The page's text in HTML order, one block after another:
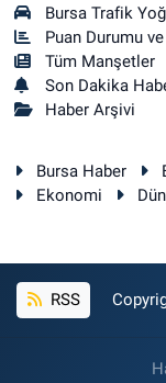
Bursa Trafik
Puan Durumu
Tüm Manşetler
Son Dakika
Haber Arşivi
Bursa Haber
Ekonomi
RSS